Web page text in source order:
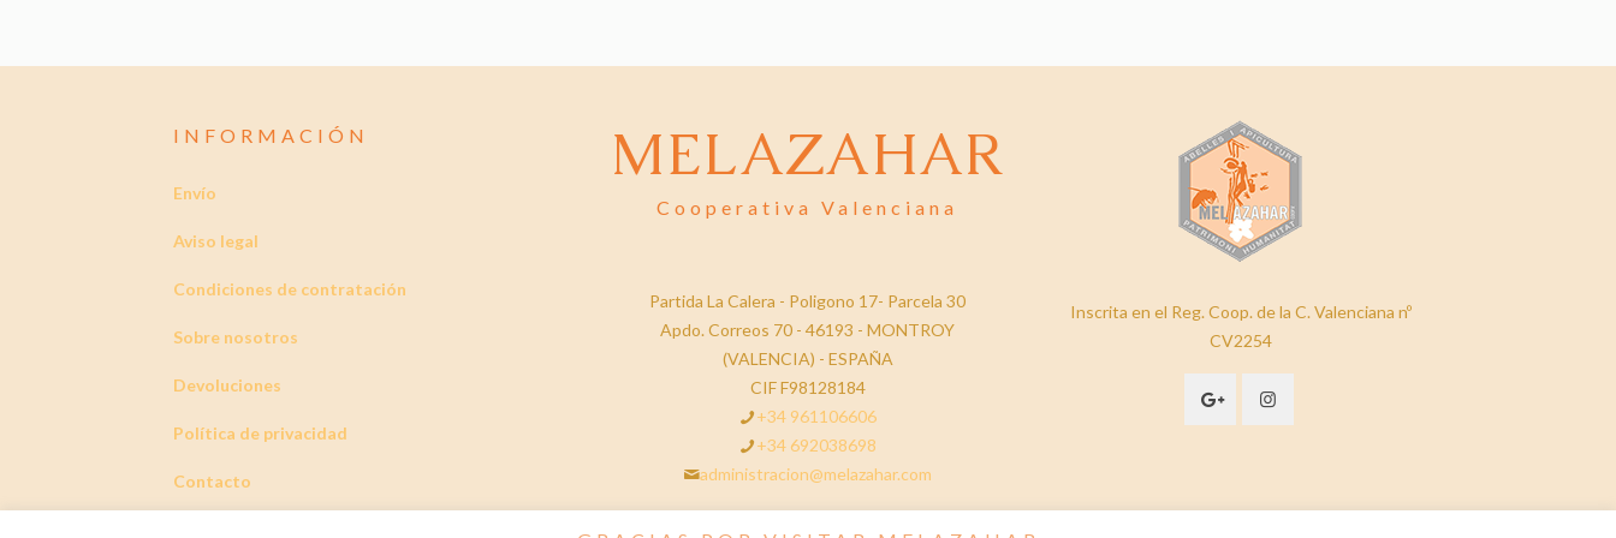
INFORMACIÓN
Envío
Aviso legal
Condiciones de contratación
Sobre nosotros
Devoluciones
Política de privacidad
Contacto
MELAZAHAR
Cooperativa Valenciana
Partida La Calera - Poligono 17- Parcela 30
Apdo. Correos 70 - 46193 - MONTROY
(VALENCIA) - ESPAÑA
CIF F98128184
+34 961106606
+34 692038698
administracion@melazahar.com
Inscrita en el Reg. Coop. de la C. Valenciana nº
CV2254